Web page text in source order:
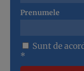
Prenumele
Sunt de
*